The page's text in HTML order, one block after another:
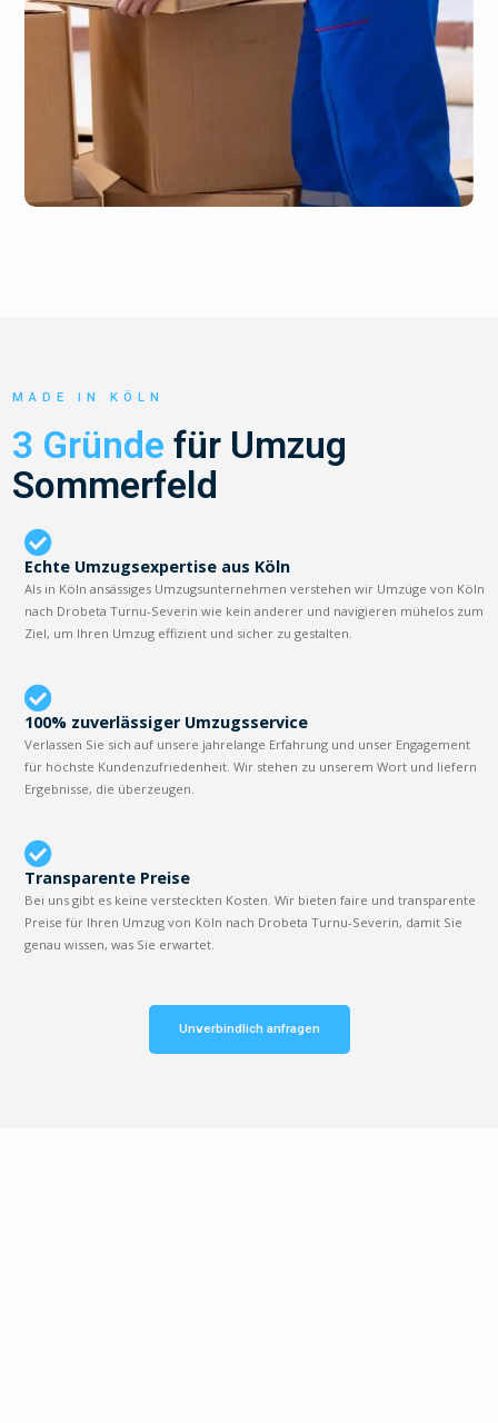
MADE IN KÖLN
3 Gründe für Umzug
Sommerfeld
Echte Umzugsexpertise aus Köln
Als in Köln ansässiges Umzugsunternehmen verstehen wir Umzüge von Köln
nach Drobeta Turnu-Severin wie kein anderer und navigieren mühelos zum
Ziel, um Ihren Umzug effizient und sicher zu gestalten.
100% zuverlässiger Umzugsservice
Verlassen Sie sich auf unsere jahrelange Erfahrung und unser Engagement
für höchste Kundenzufriedenheit. Wir stehen zu unserem Wort und liefern
Ergebnisse, die überzeugen.
Transparente Preise
Bei uns gibt es keine versteckten Kosten. Wir bieten faire und transparente
Preise für Ihren Umzug von Köln nach Drobeta Turnu-Severin, damit Sie
genau wissen, was Sie erwartet.
Unverbindlich anfragen